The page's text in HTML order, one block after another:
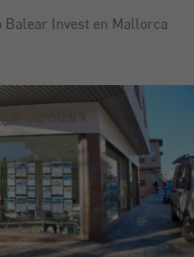
Balear Invest en Mallorca